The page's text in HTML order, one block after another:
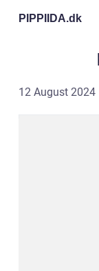
PIPPIIDA.dk
12 August 2024